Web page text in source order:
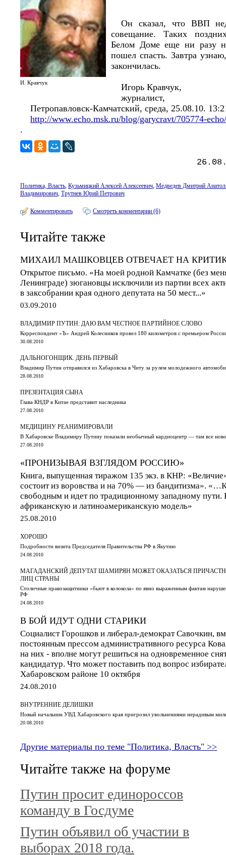
И. Кравчук
Он сказал, что ВВП
совещание. Таких
Белом Доме еще ни разу
пошел спасть. Завтра
закончилась.
Игорь Кравчук,
журналист,
Петропавловск-Камчатский, среда, 25.08.10.
http://www.echo.msk.ru/blog/garycravt/705774-echo/
.
Политика, Власть, Кузьмицкий Алексей Алексеевич, Медведев Дмитрий
Владимирович, Трутнев Юрий Петрович
Комментировать Смотреть комментарии (6)
Читайте также
МИХАИЛ МАШКОВЦЕВ ОТВЕЧАЕТ НА
Открытое письмо. «На моей родной Камчатке (без
Ленинграде) зюгановцы исключили из партии всех
в заксобрании края одного депутата на 50 мест...»
03.09.2010
ВЛАДИМИР ПУТИН: ДАЮ ВАМ ЧЕСТНОЕ ПАРТИЙНОЕ СЛОВО
Корреспондент «Ъ» Андрей Колесников провел 180 километров с премьером
30.08.2010
ДАЛЬНОГОНЩИК. ДЕНЬ ПЕРВЫЙ
Владимир Путин отправился из Хабаровска в Читу за рулем молодежного
28.08.2010
ПРЕЗЕНТАЦИЯ СЫНА
Глава КНДР в Китае представит наследника
27.08.2010
МЕДИЦИНУ РЕАНИМИРОВАЛИ
В Хабаровске Владимиру Путину показали необычный кардиоцентр — там все
27.08.2010
«ПРОНИЗЫВАЯ ВЗГЛЯДОМ РОССИЮ»
Книга, выпущенная тиражом 135 экз. в КНР:
состоит из воровства и на 70% — из бандитизма».
свободным и идет по традиционному западному пути.
африканскую и латиноамериканскую модель»
25.08.2010
ХОРОШО
Подробности визита Председателя Правительства РФ в Якутию
24.08.2010
МАГАДАНСКИЙ ДЕПУТАТ ШАМИРЯН МОЖЕТ ОКАЗАТЬСЯ
ЛИЦ СТРАНЫ
Столичные правозащитники «бьют в колокола» по явно выраженным фактам
РФ
24.08.2010
В БОЙ ИДУТ ОДНИ СТАРИКИ
Социалист Горошков и либерал-демократ Савочкин,
постоянным прессом административного ресурса
на них - вполне могут решиться на одновременное
кандидатур. Что может поставить под вопрос
Хабаровском районе 10 октября
24.08.2010
ВНУТРЕННИЕ ДЕЛИШКИ
Новый начальник УВД Хабаровского края пригрозил увольнениями нерадивым
20.08.2010
Другие материалы по теме "Политика, Власть" >>
Читайте также на форуме
Путин просит единороссов
команду в Госдуме
Путин объявил об участии в
выборах 2018 года.